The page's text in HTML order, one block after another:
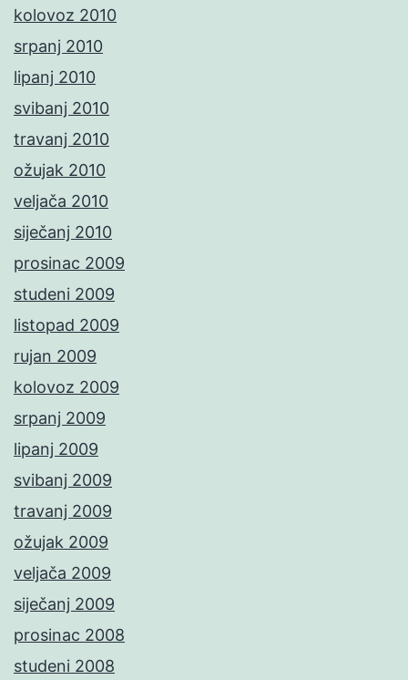
kolovoz 2010
srpanj 2010
lipanj 2010
svibanj 2010
travanj 2010
ožujak 2010
veljača 2010
siječanj 2010
prosinac 2009
studeni 2009
listopad 2009
rujan 2009
kolovoz 2009
srpanj 2009
lipanj 2009
svibanj 2009
travanj 2009
ožujak 2009
veljača 2009
siječanj 2009
prosinac 2008
studeni 2008